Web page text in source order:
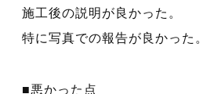
施工後の説明が良かった。
特に写真での報告が良かった。
■悪かった点